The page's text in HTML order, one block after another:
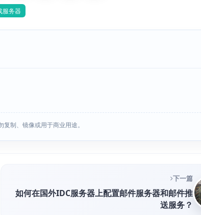
服务器
制、镜像或用于商业用途。
下一篇
如何在国外IDC服务器上配置邮件服务器和邮件推
送服务？